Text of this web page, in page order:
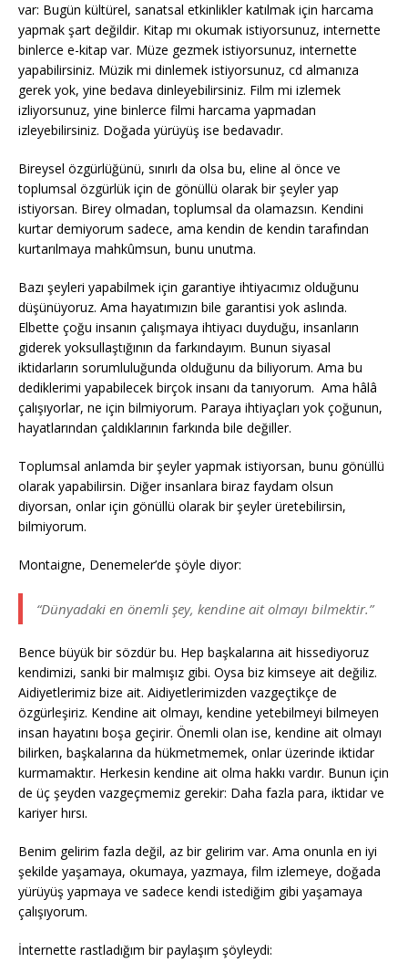
var: Bugün kültürel, sanatsal etkinlikler katılmak için harcama
yapmak şart değildir. Kitap mı okumak istiyorsunuz, internette
binlerce e-kitap var. Müze gezmek istiyorsunuz, internette
yapabilirsiniz. Müzik mi dinlemek istiyorsunuz, cd almanıza
gerek yok, yine bedava dinleyebilirsiniz. Film mi izlemek
izliyorsunuz, yine binlerce filmi harcama yapmadan
izleyebilirsiniz. Doğada yürüyüş ise bedavadır.
Bireysel özgürlüğünü, sınırlı da olsa bu, eline al önce ve
toplumsal özgürlük için de gönüllü olarak bir şeyler yap
istiyorsan. Birey olmadan, toplumsal da olamazsın. Kendini
kurtar demiyorum sadece, ama kendin de kendin tarafından
kurtarılmaya mahkûmsun, bunu unutma.
Bazı şeyleri yapabilmek için garantiye ihtiyacımız olduğunu
düşünüyoruz. Ama hayatımızın bile garantisi yok aslında.
Elbette çoğu insanın çalışmaya ihtiyacı duyduğu, insanların
giderek yoksullaştığının da farkındayım. Bunun siyasal
iktidarların sorumluluğunda olduğunu da biliyorum. Ama bu
dediklerimi yapabilecek birçok insanı da tanıyorum. Ama hâlâ
çalışıyorlar, ne için bilmiyorum. Paraya ihtiyaçları yok çoğunun,
hayatlarından çaldıklarının farkında bile değiller.
Toplumsal anlamda bir şeyler yapmak istiyorsan, bunu gönüllü
olarak yapabilirsin. Diğer insanlara biraz faydam olsun
diyorsan, onlar için gönüllü olarak bir şeyler üretebilirsin,
bilmiyorum.
Montaigne, Denemeler’de şöyle diyor:
“Dünyadaki en önemli şey, kendine ait olmayı bilmektir.”
Bence büyük bir sözdür bu. Hep başkalarına ait hissediyoruz
kendimizi, sanki bir malmışız gibi. Oysa biz kimseye ait değiliz.
Aidiyetlerimiz bize ait. Aidiyetlerimizden vazgeçtikçe de
özgürleşiriz. Kendine ait olmayı, kendine yetebilmeyi bilmeyen
insan hayatını boşa geçirir. Önemli olan ise, kendine ait olmayı
bilirken, başkalarına da hükmetmemek, onlar üzerinde iktidar
kurmamaktır. Herkesin kendine ait olma hakkı vardır. Bunun için
de üç şeyden vazgeçmemiz gerekir: Daha fazla para, iktidar ve
kariyer hırsı.
Benim gelirim fazla değil, az bir gelirim var. Ama onunla en iyi
şekilde yaşamaya, okumaya, yazmaya, film izlemeye, doğada
yürüyüş yapmaya ve sadece kendi istediğim gibi yaşamaya
çalışıyorum.
İnternette rastladığım bir paylaşım şöyleydi: